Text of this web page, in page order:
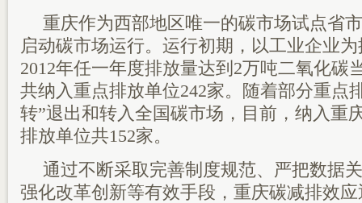
重庆作为西部地区唯一的碳市场试点省
启动碳市场运行。运行初期，以工业企业
2012年任一年度排放量达到2万吨二氧化碳
共纳入重点排放单位242家。随着部分重点
转”退出和转入全国碳市场，目前，纳入重
排放单位共152家。
通过不断采取完善制度规范、严把数据
强化改革创新等有效手段，重庆碳减排效